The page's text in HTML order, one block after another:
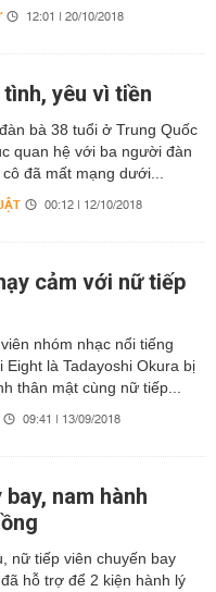
12:01 | 20/10/2018
yêu vì tiền
bà 38 tuổi ở Trung Quốc
quan hệ với ba người đàn
đã mất mạng dưới...
00:12 | 12/10/2018
cảm với nữ tiếp
nhóm nhạc nổi tiếng
Eight là Tadayoshi Okura bị
thân mật cùng nữ tiếp...
09:41 | 13/09/2018
nam hành
nữ tiếp viên chuyến bay
hỗ trợ để 2 kiện hành lý